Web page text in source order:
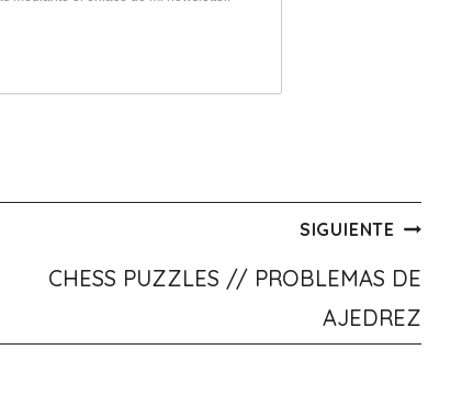
SIGUIENTE
CHESS PUZZLES // PROBLEMAS DE
AJEDREZ